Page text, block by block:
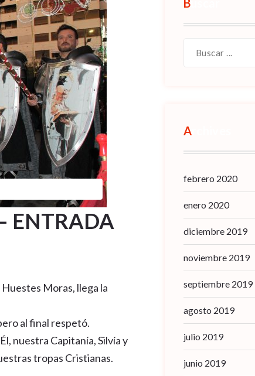
ENTRADA
Moras, llega la
al final respetó.
nuestra Capitanía, Silvía y
tropas Cristianas.
febrero 2020
enero 2020
diciembre 2019
noviembre 2019
septiembre 2019
agosto 2019
julio 2019
junio 2019